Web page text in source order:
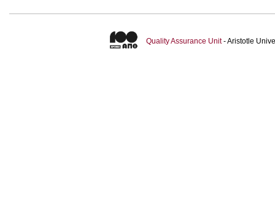
Quality Assurance Unit- Aristotle